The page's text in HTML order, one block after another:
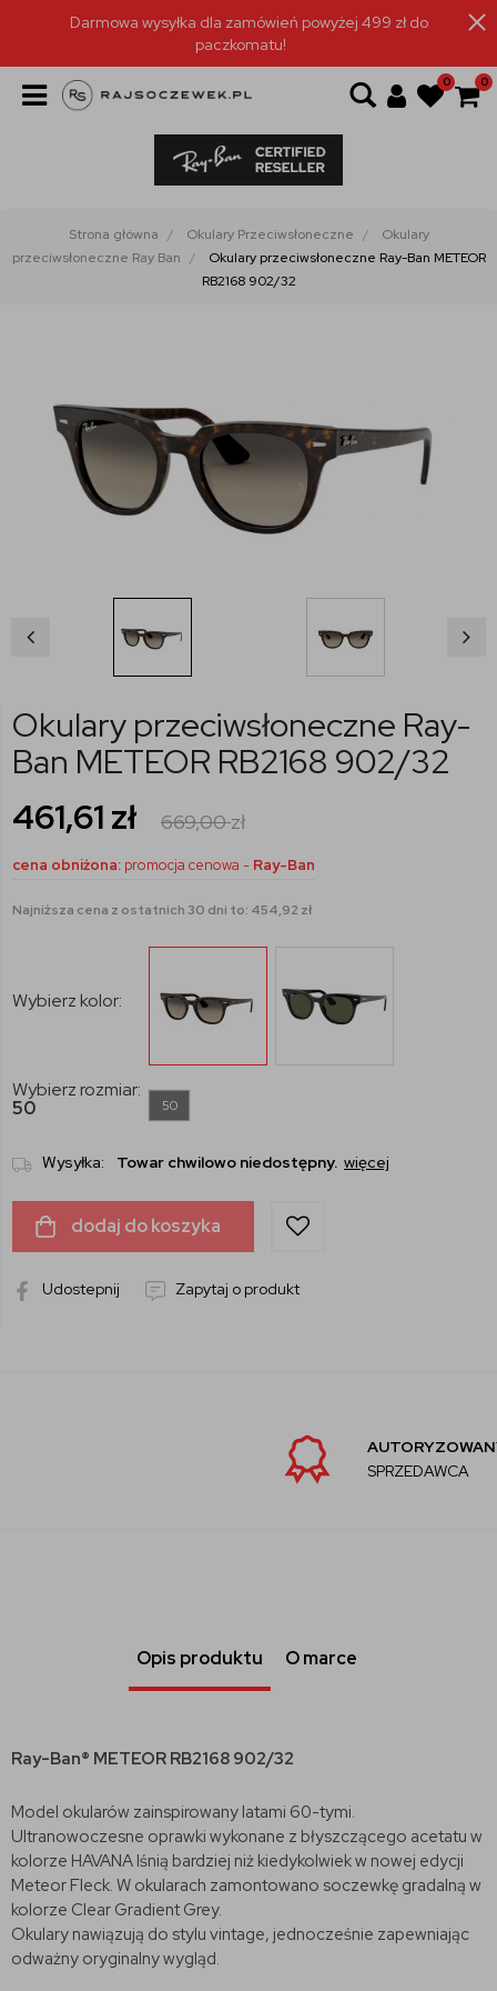
Darmowa wysyłka dla zamówień powyżej 499 zł do
paczkomatu!
0 0
Strona główna Okulary Przeciwsłoneczne
Okulary
przeciwsłoneczne Ray Ban
Okulary przeciwsłoneczne Ray-Ban METEOR
RB2168 902/32
Okulary przeciwsłoneczne Ray-
Ban METEOR RB2168 902/32
461,61 zł 669,00zł
cena obniżona: promocja cenowa - Ray-Ban
Najniższa cena z ostatnich 30 dni to: 454,92 zł
Wybierz kolor:
Wybierz rozmiar:
50
50
Wysyłka: Towar chwilowo niedostępny. więcej
dodaj do koszyka
Udostepnij Zapytaj o produkt
AUTORYZOWANY
SPRZEDAWCA
Opis produktu O marce
Ray-Ban® METEOR RB2168 902/32
Model okularów zainspirowany latami 60-tymi.
Ultranowoczesne oprawki wykonane z błyszczącego acetatu w
kolorze HAVANA lśnią bardziej niż kiedykolwiek w nowej edycji
Meteor Fleck. W okularach zamontowano soczewkę gradalną w
kolorze Clear Gradient Grey.
Okulary nawiązują do stylu vintage, jednocześnie zapewniając
odważny oryginalny wygląd.